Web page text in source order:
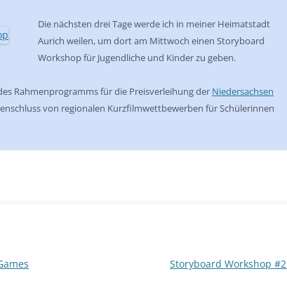
Die nächsten drei Tage werde ich in meiner Heimatstadt
Aurich weilen, um dort am Mittwoch einen Storyboard
Workshop für Jugendliche und Kinder zu geben.
Rahmenprogramms für die Preisverleihung der Niedersachsen
von regionalen Kurzfilmwettbewerben für Schülerinnen
Storyboard Workshop #2